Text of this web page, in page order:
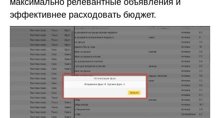
максимально релевантные объявления и
эффективнее расходовать бюджет.